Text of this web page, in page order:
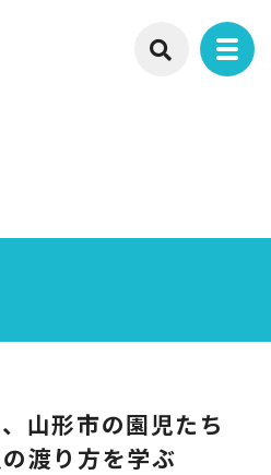
山形市の園児たち
渡り方を学ぶ